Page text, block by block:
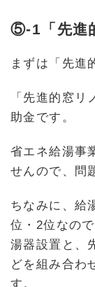
⑤-1「先進
まずは「先進
「先進的窓
助金です。
省エネ給湯事
せんので、問
ちなみに、給
位・2位なの
湯器設置と、
どを組み合わ
す。